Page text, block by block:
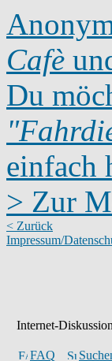
Cafè
Du
einfach
> Zur
< Zurück
Impressum/
Internet-
FAQ